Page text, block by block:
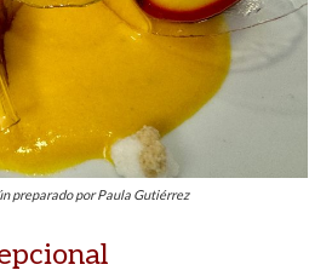
preparado por Paula Gutiérrez